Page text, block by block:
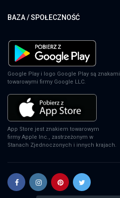
BAZA / SPOŁECZNOŚĆ
Google Play i logo Google Play są znakami
towarowymi firmy Google LLC.
App Store jest znakiem towarowym
firmy Apple Inc., zastrzeżonym w
Stanach Zjednoczonych i innych krajach.